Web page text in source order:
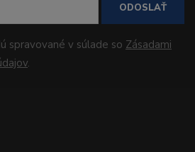
ODOSLAŤ
spravované v súlade so Zásadami
.